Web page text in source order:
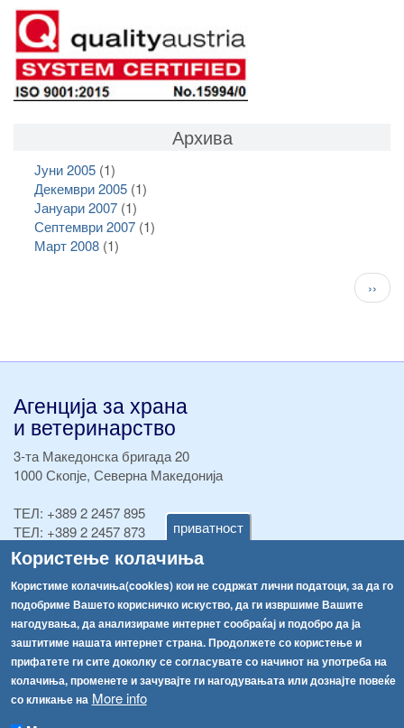
приватност
Користење колачиња
Користиме колачиња(cookies) кои не содржат лични податоци, за да го
подобриме Вашето корисничко искуство, да ги извршиме Вашите
нагодувања, да анализираме интернет сообраќај и подобро да ја
заштитиме нашата интернет страна. Продолжете со користење и
прифатете ги сите доколку се согласувате со начинот на употреба на
колачиња, променете и зачувајте ги нагодувањата или дознајте повеќе
со кликање на More info
Архива
Јуни 2005(1)
Декември 2005(1)
Јануари 2007(1)
Септември 2007(1)
Март 2008(1)
››
Агенција за храна
и ветеринарство
3-та Македонска бригада 20
1000 Скопје, Северна Македонија
ТЕЛ: +389 2 2457 895
ТЕЛ: +389 2 2457 873
Факс:+389 2 2457 893
Факс:+389 2 2457 871
info@fva.gov.mk
[АХВ-претходна страна]
Соопштенија
Република Бугарија ги засили официјалните контроли при увоз на свежо овошје и зеленчук
Високите температури ризик од труење со храна, опасни се и за животните
Навигација
Архива